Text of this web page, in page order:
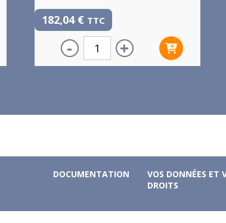
182,04 € TTC
- +
DOCUMENTATION
VOS DONNÉES ET
DROITS